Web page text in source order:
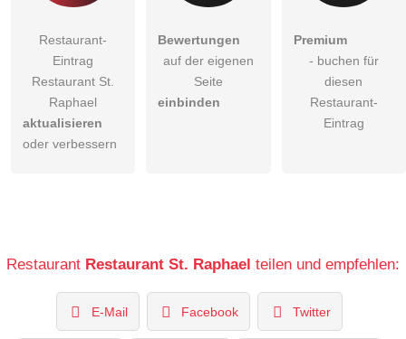
Restaurant-
Eintrag
Restaurant St.
Raphael
aktualisieren
oder verbessern
Bewertungen
auf der eigenen
Seite
einbinden
Premium
- buchen für
diesen
Restaurant-
Eintrag
Restaurant Restaurant St. Raphael teilen und empfehlen:
E-Mail Facebook Twitter